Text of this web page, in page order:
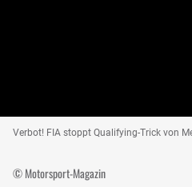
Verbot! FIA stoppt Qualifying-Trick von
© Motorsport-Magazin